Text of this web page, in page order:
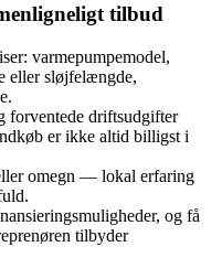
tilbud
varmepumpemodel,
eller sløjfelængde,
forventede driftsudgifter
er ikke altid billigst i
omegn — lokal erfaring
og få
tilbyder